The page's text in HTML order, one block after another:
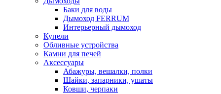
Баки для воды
Дымоход FERRUM
Интерьерный дымоход
Купели
Обливные устройства
Камни для печей
Аксессуары
Абажуры, вешалки, полки
Шайки, запарники, ушаты
Ковши, черпаки